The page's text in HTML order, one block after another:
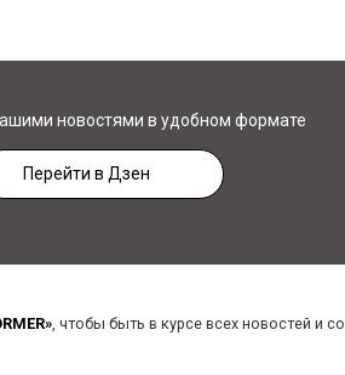
новостями в удобном формате
Перейти в Дзен
, чтобы быть в курсе всех новостей и